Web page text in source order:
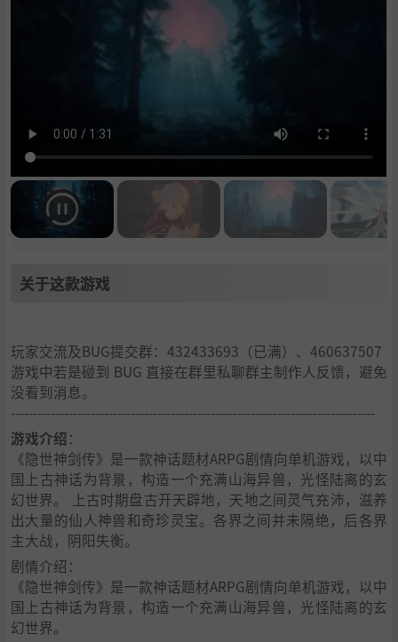
关于这款游戏
玩家交流及BUG提交群：432433693（已满）、460637507
游戏中若是碰到 BUG 直接在群里私聊群主制作人反馈，避免
没看到消息。
----------------------------------------------------------------------------------
游戏介绍：
《隐世神剑传》是一款神话题材ARPG剧情向单机游戏，以中
国上古神话为背景，构造一个充满山海异兽，光怪陆离的玄
幻世界。 上古时期盘古开天辟地，天地之间灵气充沛，滋养
出大量的仙人神兽和奇珍灵宝。各界之间并未隔绝，后各界
主大战，阴阳失衡。
剧情介绍：
《隐世神剑传》是一款神话题材ARPG剧情向单机游戏，以中
国上古神话为背景，构造一个充满山海异兽，光怪陆离的玄
幻世界。